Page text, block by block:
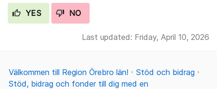
YES NO
Last updated: Friday, April 10, 2026
Välkommen till Region Örebro län!
Stöd och bidrag
Stöd, bidrag och fonder till dig med en